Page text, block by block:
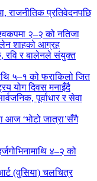
राजनीतिक प्रतिवेदनपछि
२–२ को नतिजा
शाहको आग्रह
रवि र बालेनले संयुक्त
५–१ को फराकिलो जित
योग दिवस मनाइँदै
पूर्वाधार र सेवा
आज ‘भोटो जात्रा’सँगै
४–२ को
(वुसिया) चलचित्र